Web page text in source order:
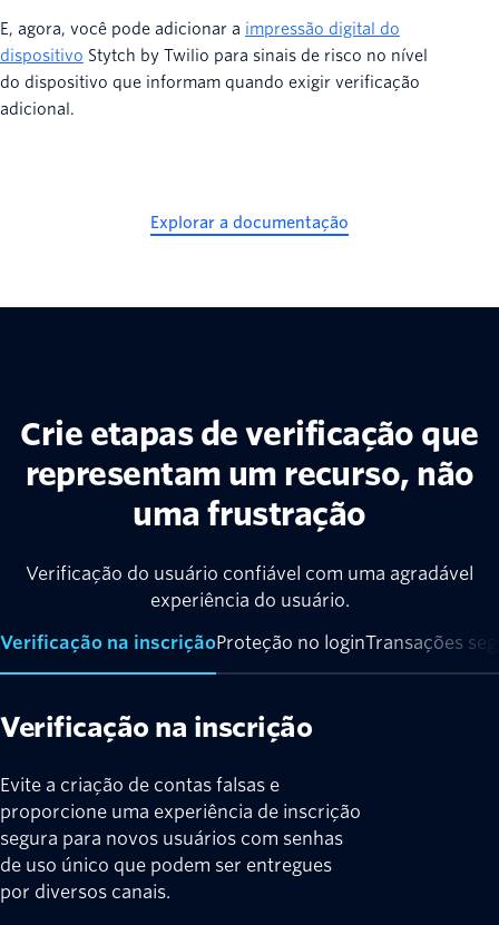
E, agora, você pode adicionar a impressão digital do
dispositivo Stytch by Twilio para sinais de risco no nível
do dispositivo que informam quando exigir verificação
adicional.
Explorar a documentação
Crie etapas de verificação que
representam um recurso, não
uma frustração
Verificação do usuário confiável com uma agradável
experiência do usuário.
Verificação na inscriçãoProteção no loginTransações
Verificação na inscrição
Evite a criação de contas falsas e
proporcione uma experiência de inscrição
segura para novos usuários com senhas
de uso único que podem ser entregues
por diversos canais.